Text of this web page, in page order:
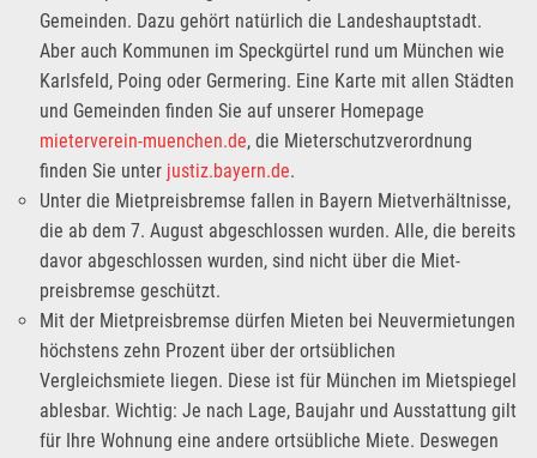
Gemeinden. Dazu gehört natürlich die Landeshauptstadt.
Aber auch Kommunen im Speckgürtel rund um München wie
Karlsfeld, Poing oder Germering. Eine Karte mit allen Städten
und Gemeinden finden Sie auf unserer Homepage
mieterverein-muenchen.de, die Mieterschutzverordnung
finden Sie unter justiz.bayern.de.
Unter die Mietpreisbremse fallen in Bayern Mietverhältnisse,
die ab dem 7. August abgeschlossen wurden. Alle, die bereits
davor abgeschlossen wurden, sind nicht über die Miet-
preisbremse geschützt.
Mit der Mietpreisbremse dürfen Mieten bei Neuvermietungen
höchstens zehn Prozent über der ortsüblichen
Vergleichsmiete liegen. Diese ist für München im Mietspiegel
ablesbar. Wichtig: Je nach Lage, Baujahr und Ausstattung gilt
für Ihre Wohnung eine andere ortsübliche Miete. Deswegen